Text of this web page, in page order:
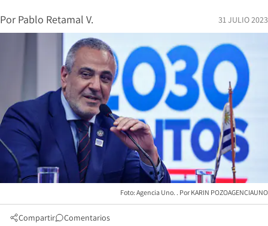
Por Pablo Retamal V. 31 JULIO 2023
Foto: Agencia Uno. KARIN POZOAGENCIAUNO
Compartir Comentarios